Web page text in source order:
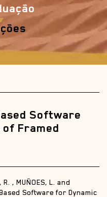
Software
of Framed
R. , MUÑOES, L. and
Software for Dynamic